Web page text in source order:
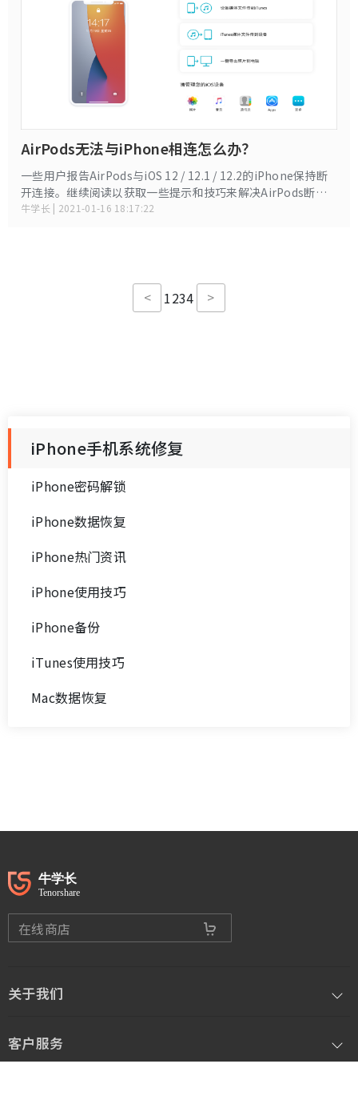
AirPods无法与iPhone相连怎么办？
一些用户报告AirPods与iOS 12 / 12.1 / 12.2的iPhone保持断
开连接。继续阅读以获取一些提示和技巧来解决AirPods断开
呼叫的问题。
牛学长 | 2021-01-16 18:17:22
< 1234 >
iPhone手机系统修复
iPhone密码解锁
iPhone数据恢复
iPhone热门资讯
iPhone使用技巧
iPhone备份
iTunes使用技巧
Mac数据恢复
在线商店
关于我们
客户服务